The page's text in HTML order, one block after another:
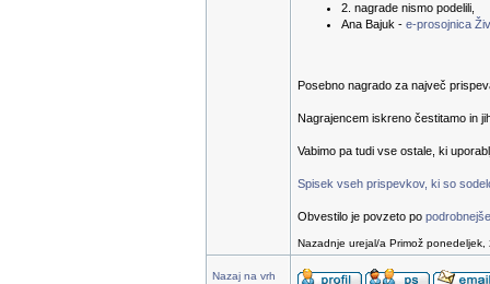
2. nagrade nismo podelili,
Ana Bajuk - e-prosojnica
Posebno nagrado za največ
Nagrajencem iskreno čestitamo in
Vabimo pa tudi vse ostale, ki
Spisek vseh prispevkov, ki so
Obvestilo je povzeto po
Nazadnje urejal/a Primož
Nazaj na vrh